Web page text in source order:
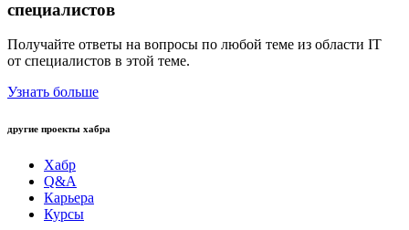
специалистов
Получайте ответы на вопросы по любой теме из области IT
от специалистов в этой теме.
Узнать больше
другие проекты хабра
Хабр
Q&A
Карьера
Курсы